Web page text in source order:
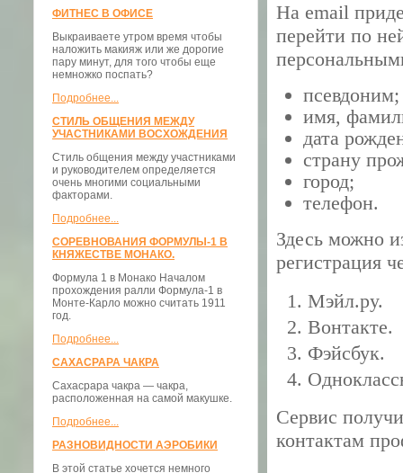
ФИТНЕС В ОФИСЕ
Выкраиваете утром время чтобы
наложить макияж или же дорогие
пару минут, для того чтобы еще
немножко поспать?
Подробнее...
СТИЛЬ ОБЩЕНИЯ МЕЖДУ
УЧАСТНИКАМИ ВОСХОЖДЕНИЯ
Стиль общения между участниками
и руководителем определяется
очень многими социальными
факторами.
Подробнее...
СОРЕВНОВАНИЯ ФОРМУЛЫ-1 В
КНЯЖЕСТВЕ МОНАКО.
Формула 1 в Монако Началом
прохождения ралли Формула-1 в
Монте-Карло можно считать 1911
год.
Подробнее...
САХАСРАРА ЧАКРА
Сахасрара чакра — чакра,
расположенная на самой макушке.
Подробнее...
РАЗНОВИДНОСТИ АЭРОБИКИ
В этой статье хочется немного
На email
перейти по
псевдоним;
имя,
дата
страну
город;
телефон.
Здесь можно
регистрация
Мэйл.ру.
Вонтакте.
Фэйсбук.
Сервис
контактам